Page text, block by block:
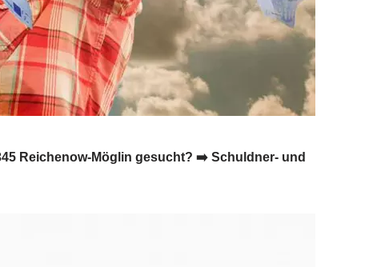
Reichenow-Möglin gesucht? ➡️ Schuldner- und